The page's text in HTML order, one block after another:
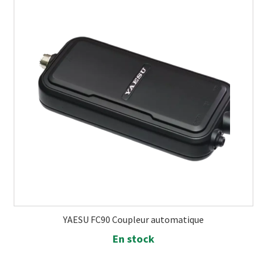
YAESU FC90 Coupleur automatique
En stock